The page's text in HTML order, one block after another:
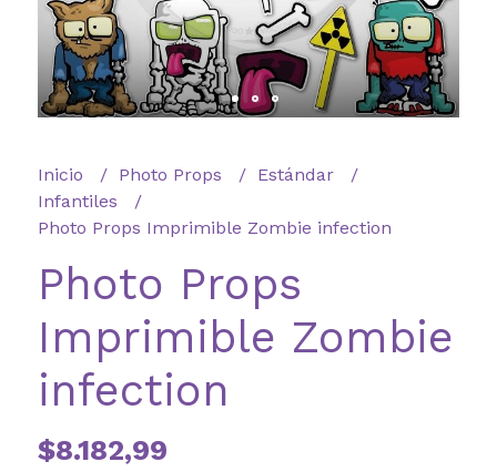
Inicio Photo Props
Estándar
Infantiles
Photo Props Imprimible Zombie infection
Photo Props
Imprimible Zombie
infection
$8.182,99